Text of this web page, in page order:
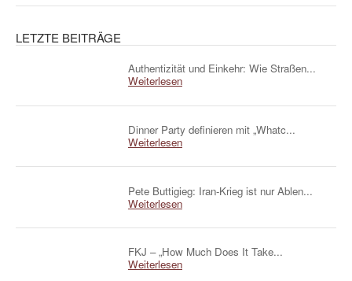
LETZTE BEITRÄGE
Authentizität und Einkehr: Wie Straßen...
Weiterlesen
Dinner Party definieren mit „Whatc...
Weiterlesen
Pete Buttigieg: Iran-Krieg ist nur Ablen...
Weiterlesen
FKJ – „How Much Does It Take...
Weiterlesen